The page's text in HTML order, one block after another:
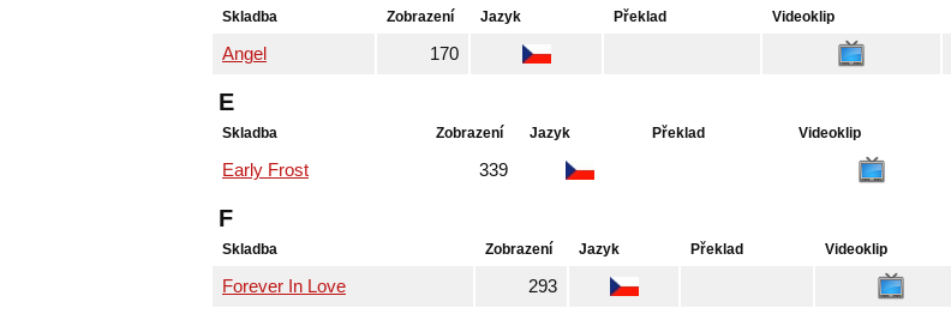
Skladba Zobrazení Jazyk Překlad Videoklip
Angel 170
E
Skladba Zobrazení Jazyk Překlad Videoklip
Early Frost 339
F
Skladba Zobrazení Jazyk Překlad Videoklip
Forever In Love 293